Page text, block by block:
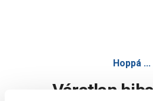
Hoppá ...
Váratlan